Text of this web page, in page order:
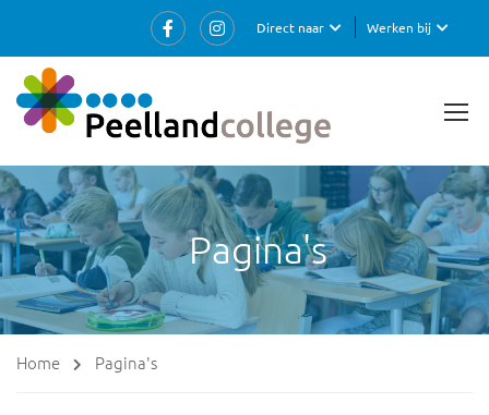
Werken bij
Direct naar
Pagina's
Home Pagina's